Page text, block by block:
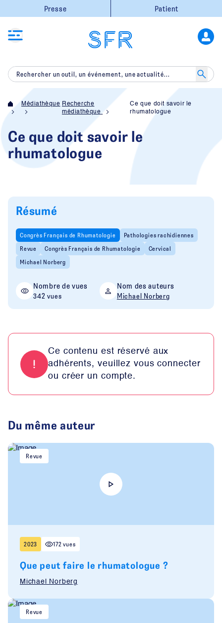
Presse Patient
Médiathèque Recherche
médiathèque
Ce que doit savoir le
rhumatologue
Ce que doit savoir le
rhumatologue
Résumé
Congrès Français de Rhumatologie
Pathologies rachidiennes
Revue
Congrès Français de Rhumatologie
Cervical
Michael Norberg
Nombre de vues
342 vues
Nom des auteurs
Michael Norberg
Ce contenu est réservé aux
adhérents, veuillez vous connecter
ou créer un compte.
Du même auteur
Revue
2023 172 vues
Que peut faire le rhumatologue ?
Michael Norberg
Revue